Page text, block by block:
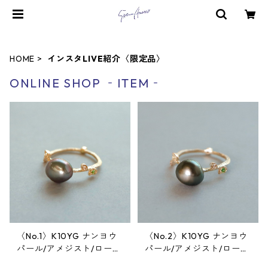
HOME インスタLIVE紹介〈限定品〉
ONLINE SHOP ‐ITEM‐
〈No.1〉K10YG ナンヨウ
パール/アメジスト/ローズ
〈No.2〉K10YG ナンヨウ
パール/アメジスト/ローズ